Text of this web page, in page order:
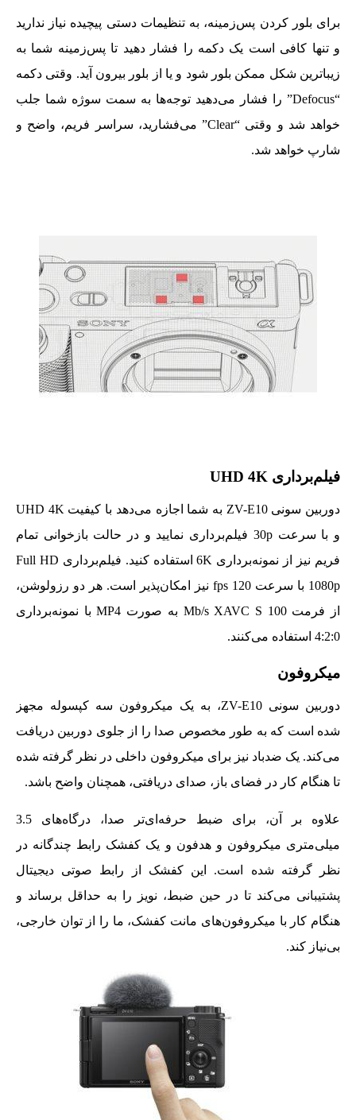
برای بلور کردن پس‌زمینه، به تنظیمات دستی پیچیده نیاز ندارید
و تنها کافی است یک دکمه را فشار دهید تا پس‌زمینه شما به
زیبا‌ترین شکل ممکن بلور شود و یا از بلور بیرون آید. وقتی دکمه
“Defocus” را فشار می‌دهید توجه‌ها به سمت سوژه شما جلب
خواهد شد و وقتی “Clear” می‌فشارید، سراسر فریم، واضح و
شارپ خواهد شد.
فیلم‌برداری UHD 4K
دوربین سونی ZV-E10 به شما اجازه می‌دهد با کیفیت UHD 4K
و با سرعت 30p فیلم‌برداری نمایید و در حالت بازخوانی تمام
فریم نیز از نمونه‌برداری 6K استفاده کنید. فیلم‌برداری Full HD
1080p با سرعت 120 fps نیز امکان‌پذیر است. هر دو رزولوشن،
از فرمت 100 Mb/s XAVC S به صورت MP4 با نمونه‌برداری
4:2:0 استفاده می‌کنند.
میکروفون
دوربین سونی ZV-E10، به یک میکروفون سه کپسوله مجهز
شده است که به طور مخصوص صدا را از جلوی دوربین دریافت
می‌کند. یک ضدباد نیز برای میکروفون داخلی در نظر گرفته شده
تا هنگام کار در فضای باز، صدای دریافتی، همچنان واضح باشد.
علاوه بر آن، برای ضبط حرفه‌ای‌تر صدا، درگاه‌های 3.5
میلی‌متری میکروفون و هدفون و یک کفشک رابط چندگانه در
نظر گرفته شده است. این کفشک از رابط صوتی دیجیتال
پشتیبانی می‌کند تا در حین ضبط، نویز را به حداقل برساند و
هنگام کار با میکروفون‌های مانت کفشک، ما را از توان خارجی،
بی‌نیاز کند.